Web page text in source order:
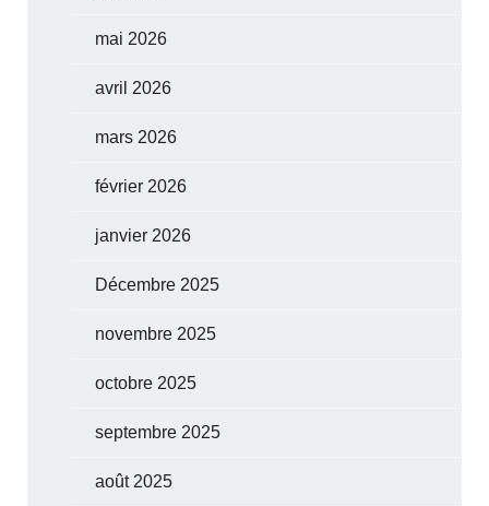
mai 2026
avril 2026
mars 2026
février 2026
janvier 2026
Décembre 2025
novembre 2025
octobre 2025
septembre 2025
août 2025